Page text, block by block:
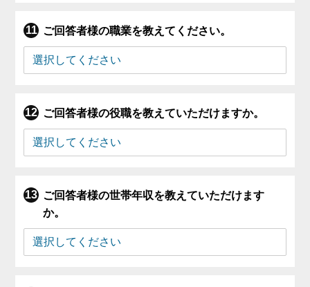
ご回答者様の職業を教えてください。
ご回答者様の役職を教えていただけますか。
ご回答者様の世帯年収を教えていただけます
か。